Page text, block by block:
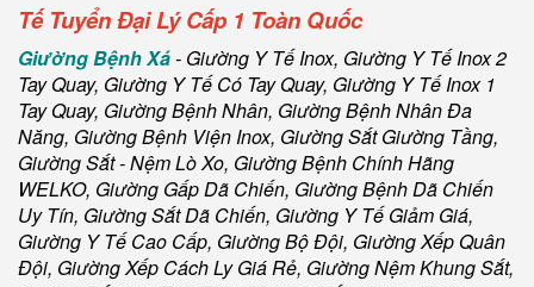
Tế Tuyển Đại Lý Cấp 1 Toàn Quốc
Giường Bệnh Xá- Giường Y Tế Inox, Giường Y Tế Inox 2
Tay Quay, Giường Y Tế Có Tay Quay, Giường Y Tế Inox 1
Tay Quay, Giường Bệnh Nhân, Giường Bệnh Nhân Đa
Năng, Giường Bệnh Viện Inox, Giường Sắt Giường Tầng,
Giường Sắt - Nệm Lò Xo, Giường Bệnh Chính Hãng
WELKO, Giường Gấp Dã Chiến, Giường Bệnh Dã Chiến
Uy Tín, Giường Sắt Dã Chiến, Giường Y Tế Giảm Giá,
Giường Y Tế Cao Cấp, Giường Bộ Đội, Giường Xếp Quân
Đội, Giường Xếp Cách Ly Giá Rẻ, Giường Nệm Khung Sắt,